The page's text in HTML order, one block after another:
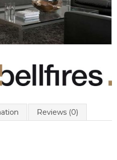
Reviews (0)